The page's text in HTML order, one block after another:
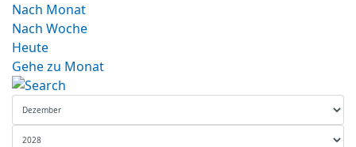
Nach Monat
Nach Woche
Heute
Gehe zu Monat